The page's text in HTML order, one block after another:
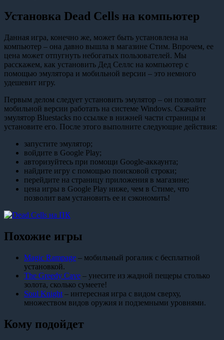
Установка Dead Cells на компьютер
Данная игра, конечно же, может быть установлена на
компьютер – она давно вышла в магазине Стим. Впрочем, ее
цена может отпугнуть небогатых пользователей. Мы
расскажем, как установить Дед Селлс на компьютер с
помощью эмулятора и мобильной версии – это немного
удешевит игру.
Первым делом следует установить эмулятор – он позволит
мобильной версии работать на системе Windows. Скачайте
эмулятор Bluestacks по ссылке в нижней части страницы и
установите его. После этого выполните следующие действия:
запустите эмулятор;
войдите в Google Play;
авторизуйтесь при помощи Google-аккаунта;
найдите игру с помощью поисковой строки;
перейдите на страницу приложения в магазине;
цена игры в Google Play ниже, чем в Стиме, что
позволит вам установить ее и сэкономить!
Похожие игры
Magic Rampage – мобильный рогалик с бесплатной
установкой.
The Greedy Cave – унесите из жадной пещеры столько
золота, сколько сумеете!
Soul Knight – интересная игра с видом сверху,
множеством видов оружия и подземными уровнями.
Кому подойдет